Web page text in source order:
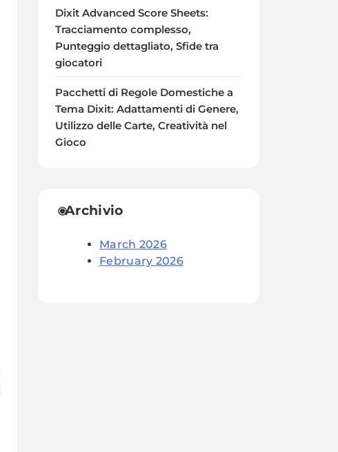
Dixit Advanced Score Sheets:
Tracciamento complesso,
Punteggio dettagliato, Sfide tra
giocatori
Pacchetti di Regole Domestiche a
Tema Dixit: Adattamenti di Genere,
Utilizzo delle Carte, Creatività nel
Gioco
Archivio
March 2026
February 2026